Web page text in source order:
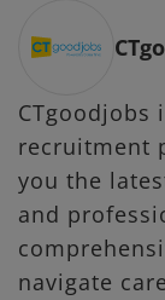
CTgoodjobs
recruitment
you the
and
navigate